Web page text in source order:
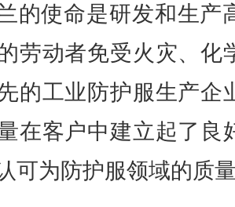
的使命是研发和生产
劳动者免受火灾、化
的工业防护服生产企
在客户中建立起了良
可为防护服领域的质